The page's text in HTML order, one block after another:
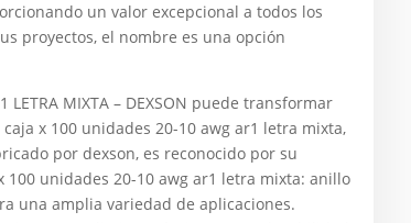
un valor excepcional a todos los
proyectos, el nombre es una opción
LETRA MIXTA – DEXSON puede transformar
x 100 unidades 20-10 awg ar1 letra mixta,
por dexson, es reconocido por su
unidades 20-10 awg ar1 letra mixta: anillo
una amplia variedad de aplicaciones.